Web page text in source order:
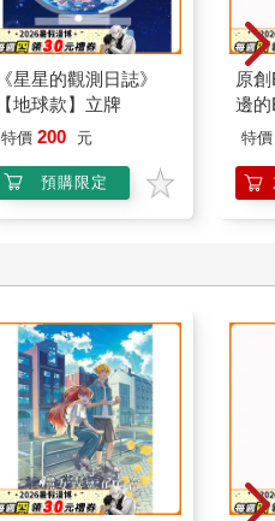
《星星的觀測日誌》
【地球款】立牌
特價 200 元
預購限定
原
邊的
一
特價